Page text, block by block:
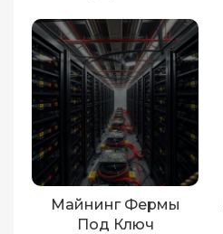
Майнинг Фермы
Под Ключ